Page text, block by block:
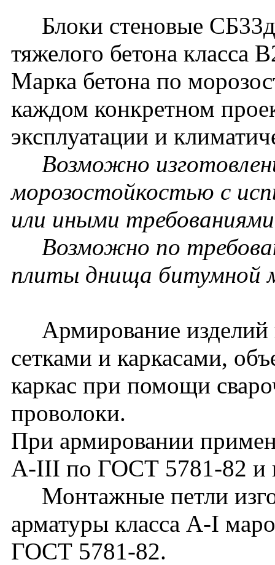
Блоки стеновые
тяжелого бетона класса
Марка бетона по
каждом конкретном
эксплуатации и
Возможно
морозостойкостью с
или иными
Возможно по
плиты днища битумной
Армирование изделий
сетками и каркасами,
каркас при помощи
проволоки.
При армировании
А-III по ГОСТ 5781-82 и
Монтажные петли
арматуры класса А-I
ГОСТ 5781-82.